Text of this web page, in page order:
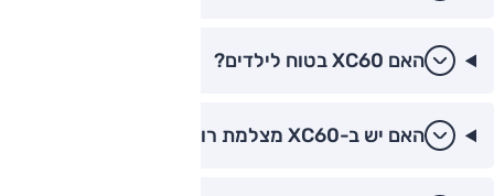
האם XC60 בטוח לילדים?
האם יש ב-XC60 מצלמת רוורס?